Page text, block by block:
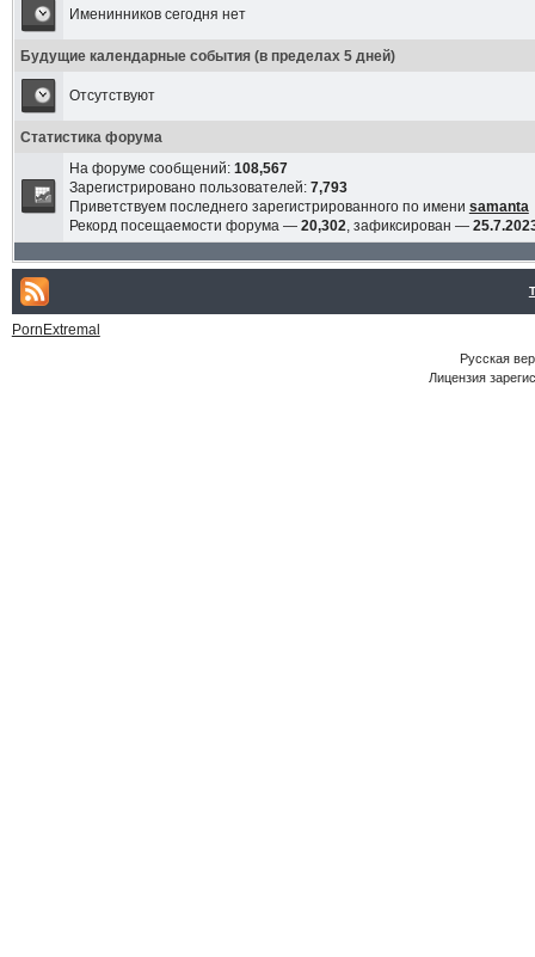
Именинников сегодня нет
Будущие календарные события (в пределах 5 дней)
Отсутствуют
Статистика форума
На форуме сообщений: 108,567
Зарегистрировано пользователей: 7,793
Приветствуем последнего зарегистрированного по имени samanta
Рекорд посещаемости форума — 20,302, зафиксирован —
PornExtremal
Русская
Лицензия